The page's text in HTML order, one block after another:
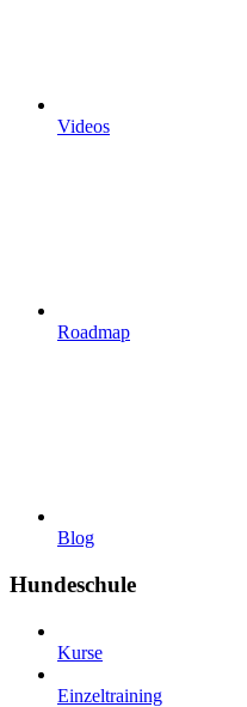
Videos
Roadmap
Blog
Hundeschule
Kurse
Einzeltraining